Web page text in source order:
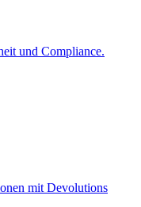
und Compliance.
mit Devolutions